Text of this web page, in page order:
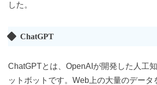
した。
ChatGPT
ChatGPTとは、OpenAIが開発した人工
ットボットです。Web上の大量のデータ